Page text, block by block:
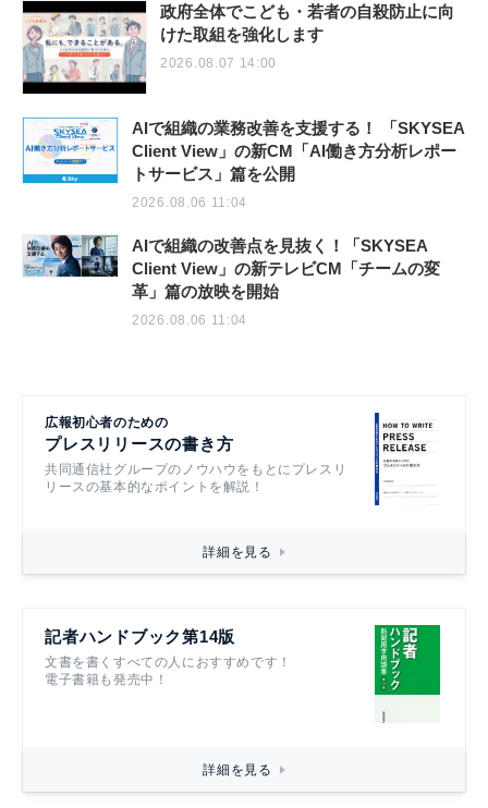
政府全体でこども・若者の自殺防止に向
けた取組を強化します
2026.08.07 14:00
AIで組織の業務改善を支援する！ 「SKYSEA
Client View」の新CM「AI働き方分析レポー
トサービス」篇を公開
2026.08.06 11:04
AIで組織の改善点を見抜く！「SKYSEA
Client View」の新テレビCM「チームの変
革」篇の放映を開始
2026.08.06 11:04
広報初心者のための
プレスリリースの書き方
共同通信社グループのノウハウをもとにプレスリ
リースの基本的なポイントを解説！
詳細を見る
記者ハンドブック第14版
文書を書くすべての人におすすめです！
電子書籍も発売中！
詳細を見る